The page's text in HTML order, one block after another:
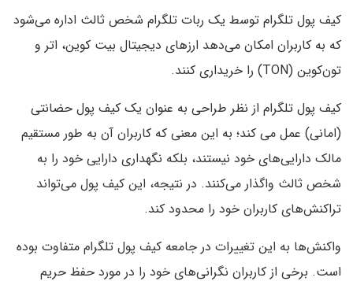
کیف پول تلگرام توسط یک ربات تلگرام شخص ثالث اداره می‌شود
که به کاربران امکان می‌دهد ارزهای دیجیتال بیت کوین، اتر و
تون‌کوین (TON) را خریداری کنند.
کیف پول تلگرام از نظر طراحی به عنوان یک کیف پول حضانتی
(امانی) عمل می کند؛ به این معنی که کاربران آن به طور مستقیم
مالک دارایی‌های خود نیستند، بلکه نگهداری دارایی خود را به
شخص ثالث واگذار می‌کنند. در نتیجه، این کیف پول می‌تواند
تراکنش‌های کاربران خود را محدود کند.
واکنش‌ها به این تغییرات در جامعه کیف پول تلگرام متفاوت بوده
است. برخی از کاربران نگرانی‌های خود را در مورد حفظ حریم